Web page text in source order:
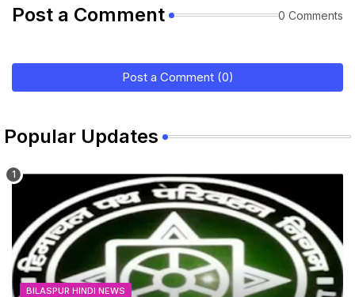
Post a Comment 0 Comments
Post a Comment (0)
Popular Updates
BILASPUR HINDI NEWS